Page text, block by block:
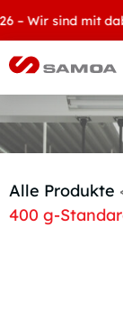
Wir sind mit
Alle Produkte
400 g-